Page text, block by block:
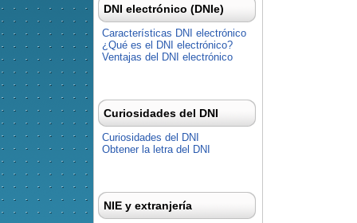
DNI electrónico (DNIe)
Características DNI electrónico
¿Qué es el DNI electrónico?
Ventajas del DNI electrónico
Curiosidades del DNI
Curiosidades del DNI
Obtener la letra del DNI
NIE y extranjería